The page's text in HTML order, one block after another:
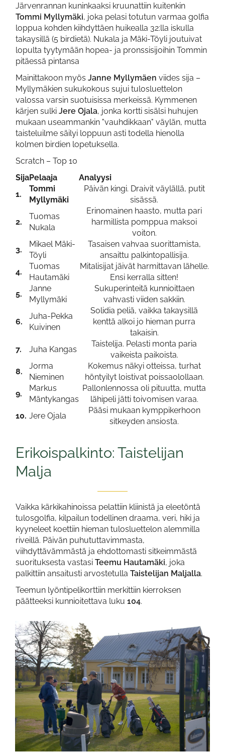
Järvenrannan kuninkaaksi kruunattiin kuitenkin
Tommi Myllymäki, joka pelasi totutun varmaa golfia
loppua kohden kiihdyttäen huikealla 32:lla iskulla
takaysillä (5 birdietä). Nukala ja Mäki-Töyli joutuivat
lopulta tyytymään hopea- ja pronssisijoihin Tommin
pitäessä pintansa
Mainittakoon myös Janne Myllymäen viides sija –
Myllymäkien sukukokous sujui tulosluettelon
valossa varsin suotuisissa merkeissä. Kymmenen
kärjen sulki Jere Ojala, jonka kortti sisälsi huhujen
mukaan useammankin "vauhdikkaan" väylän, mutta
taisteluilme säilyi loppuun asti todella hienolla
kolmen birdien lopetuksella.
Scratch – Top 10
SijaPelaaja
Analyysi
1.
Tommi
Myllymäki
Päivän kingi. Draivit väylällä, putit
sisässä.
2.
Tuomas
Nukala
Erinomainen haasto, mutta pari
harmillista pomppua maksoi
voiton.
3.
Mikael Mäki-
Töyli
Tasaisen vahvaa suorittamista,
ansaittu palkintopallisija.
4.
Tuomas
Hautamäki
Mitalisijat jäivät harmittavan lähelle.
Ensi kerralla sitten!
5.
Janne
Myllymäki
Sukuperinteitä kunnioittaen
vahvasti viiden sakkiin.
6.
Juha-Pekka
Kuivinen
Solidia peliä, vaikka takaysillä
kenttä alkoi jo hieman purra
takaisin.
7.
Juha Kangas
Taistelija. Pelasti monta paria
vaikeista paikoista.
8.
Jorma
Nieminen
Kokemus näkyi otteissa, turhat
höntyilyt loistivat poissaolollaan.
9.
Markus
Mäntykangas
Pallonlennossa oli pituutta, mutta
lähipeli jätti toivomisen varaa.
10. Jere Ojala
Pääsi mukaan kymppikerhoon
sitkeyden ansiosta.
Erikoispalkinto: Taistelijan
Malja
Vaikka kärkikahinoissa pelattiin kliinistä ja eleetöntä
tulosgolfia, kilpailun todellinen draama, veri, hiki ja
kyyneleet koettiin hieman tulosluettelon alemmilla
riveillä. Päivän puhututtavimmasta,
viihdyttävämmästä ja ehdottomasti sitkeimmästä
suorituksesta vastasi Teemu Hautamäki, joka
palkittiin ansaitusti arvostetulla Taistelijan Maljalla.
Teemun lyöntipelikorttiin merkittiin kierroksen
päätteeksi kunnioitettava luku 104.